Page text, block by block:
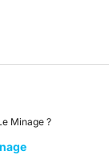
Minage ?